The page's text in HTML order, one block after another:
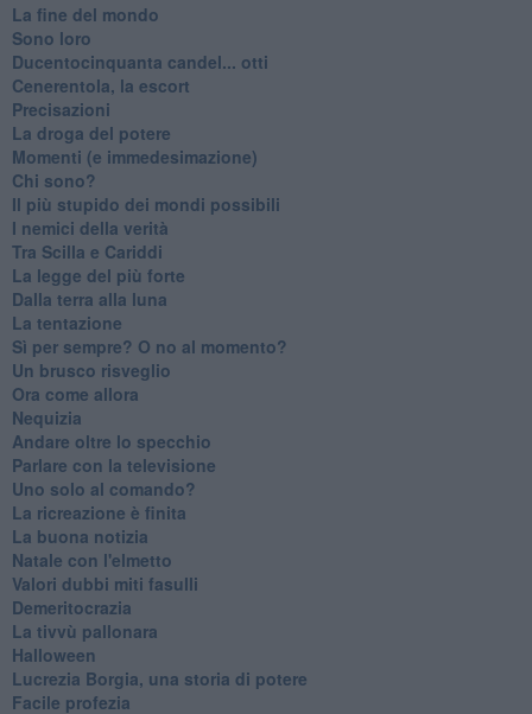
La fine del mondo
Sono loro
Ducentocinquanta candel... otti
Cenerentola, la escort
Precisazioni
La droga del potere
Momenti (e immedesimazione)
Chi sono?
Il più stupido dei mondi possibili
I nemici della verità
Tra Scilla e Cariddi
La legge del più forte
Dalla terra alla luna
La tentazione
​Sì per sempre? O no al momento?
Un brusco risveglio
Ora come allora
Nequizia
Andare oltre lo specchio
Parlare con la televisione
Uno solo al comando?
La ricreazione è finita
La buona notizia
Natale con l'elmetto
Valori dubbi miti fasulli
Demeritocrazia
La tivvù pallonara
Halloween
​Lucrezia Borgia, una storia di potere
Facile profezia